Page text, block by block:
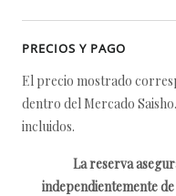
PRECIOS Y PAGO
El precio mostrado
dentro del Mercado
incluidos.
La reserva
independientemente